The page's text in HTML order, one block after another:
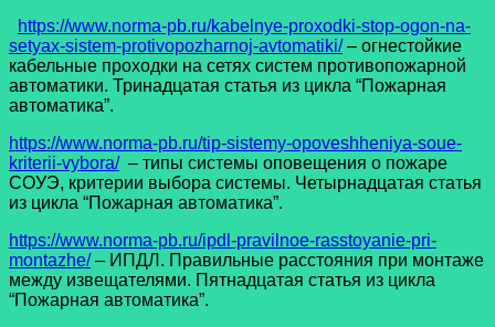
https://www.norma-pb.ru/kabelnye-proxodki-stop-ogon-na-
setyax-sistem-protivopozharnoj-avtomatiki/– огнестойкие
кабельные проходки на сетях систем противопожарной
автоматики. Тринадцатая статья из цикла “Пожарная
автоматика”.
https://www.norma-pb.ru/tip-sistemy-opoveshheniya-soue-
kriterii-vybora/– типы системы оповещения о пожаре
СОУЭ, критерии выбора системы. Четырнадцатая статья
из цикла “Пожарная автоматика”.
https://www.norma-pb.ru/ipdl-pravilnoe-rasstoyanie-pri-
montazhe/– ИПДЛ. Правильные расстояния при монтаже
между извещателями. Пятнадцатая статья из цикла
“Пожарная автоматика”.